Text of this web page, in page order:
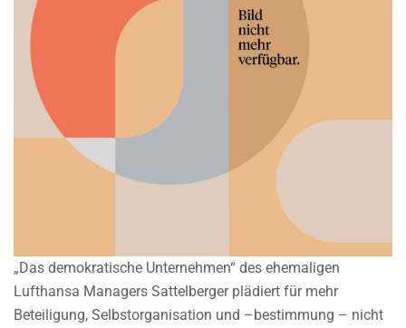
„Das demokratische Unternehmen“ des ehemaligen
Lufthansa Managers Sattelberger plädiert für mehr
Beteiligung, Selbstorganisation und –bestimmung – nicht